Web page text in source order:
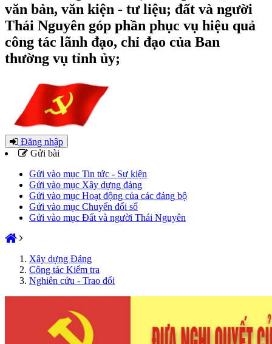
văn bản, văn kiện - tư liệu; đất và người
Thái Nguyên góp phần phục vụ hiệu quả
công tác lãnh đạo, chỉ đạo của Ban
thường vụ tỉnh ủy;
Đăng nhập
Gửi bài
Gửi vào mục Tin tức - Sự kiện
Gửi vào mục Xây dựng đảng
Gửi vào mục Hoạt động của các đảng bộ
Gửi vào mục Chuyển đổi số
Gửi vào mục Đất và người Thái Nguyên
Xây dựng Đảng
Công tác Kiểm tra
Nghiên cứu - Trao đổi